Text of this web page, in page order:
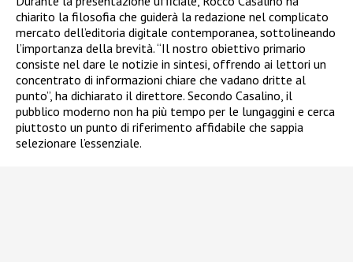
chiarito la filosofia che guiderà la redazione nel complicato
mercato dell’editoria digitale contemporanea, sottolineando
l’importanza della brevità. “Il nostro obiettivo primario
consiste nel dare le notizie in sintesi, offrendo ai lettori un
concentrato di informazioni chiare che vadano dritte al
punto”, ha dichiarato il direttore. Secondo Casalino, il
pubblico moderno non ha più tempo per le lungaggini e cerca
piuttosto un punto di riferimento affidabile che sappia
selezionare l’essenziale.